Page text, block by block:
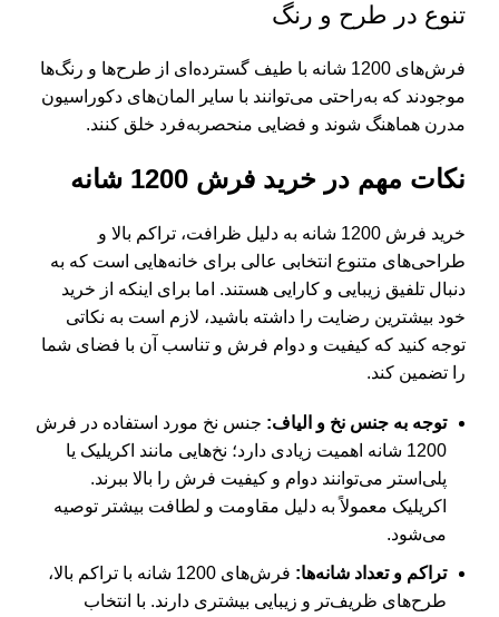
تنوع در طرح و رنگ
فرش‌های 1200 شانه با طیف گسترده‌ای از طرح‌ها و رنگ‌ها
موجودند که به‌راحتی می‌توانند با سایر المان‌های دکوراسیون
مدرن هماهنگ شوند و فضایی منحصربه‌فرد خلق کنند.
نکات مهم در خرید فرش 1200 شانه
خرید فرش 1200 شانه
به دلیل ظرافت، تراکم بالا و
طراحی‌های متنوع انتخابی عالی برای خانه‌هایی است که به
دنبال تلفیق زیبایی و کارایی هستند. اما برای اینکه از خرید
خود بیشترین رضایت را داشته باشید، لازم است به نکاتی
توجه کنید که کیفیت و دوام فرش و تناسب آن با فضای شما
را تضمین کند.
توجه به جنس نخ و الیاف: جنس نخ مورد استفاده در فرش
1200 شانه اهمیت زیادی دارد؛ نخ‌هایی مانند اکریلیک یا
پلی‌استر می‌توانند دوام و کیفیت فرش را بالا ببرند.
اکریلیک معمولاً به دلیل مقاومت و لطافت بیشتر توصیه
می‌شود.
تراکم وتعداد شانه‌ها:
فرش‌های 1200 شانه با تراکم بالا،
طرح‌های ظریف‌تر و زیبایی بیشتری دارند. با انتخاب